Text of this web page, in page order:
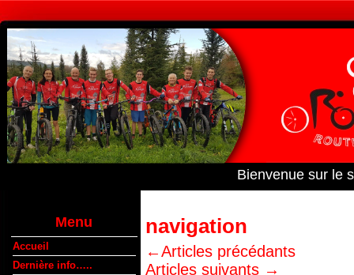
Bienvenue sur le
Menu
Accueil
Dernière info…..
navigation
←Articles précédants
Articles suivants →